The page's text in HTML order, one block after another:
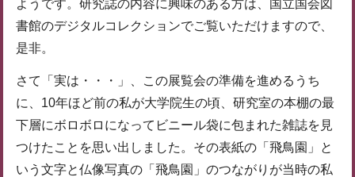
ようです。研究誌の内容に興味のある方は、国立国会図
書館のデジタルコレクションでご覧いただけますので、
是非。
さて「実は・・・」、この展覧会の準備を進めるうち
に、10年ほど前の私が大学院生の頃、研究室の本棚の最
下層にボロボロになってビニール袋に包まれた雑誌を見
つけたことを思い出しました。その表紙の「飛鳥園」と
いう文字と仏像写真の「飛鳥園」のつながりが当時の私